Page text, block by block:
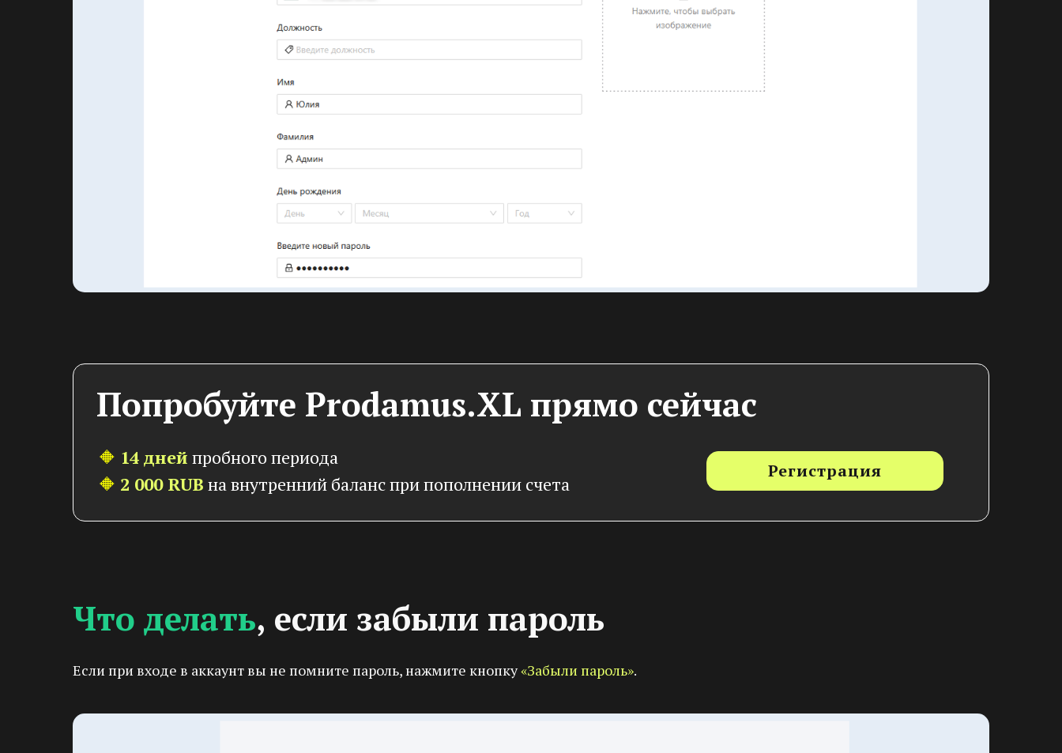
Попробуйте Prodamus.XL прямо сейчас
🔶 14 дней пробного периода
🔶 2 000 RUB на внутренний баланс при пополнении счета
Регистрация
Если при входе в аккаунт вы не помните пароль, нажмите кнопку«Забыли пароль».
Что делать, если забыли пароль